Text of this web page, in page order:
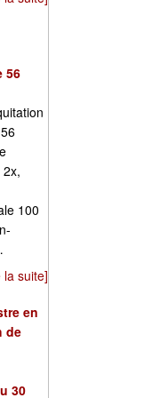
56
100
la suite]
en
de
30